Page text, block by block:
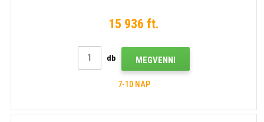
15 936 ft.
db MEGVENNI
7-10 NAP